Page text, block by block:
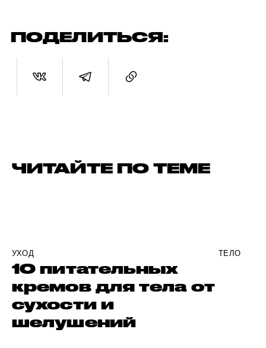
ПОДЕЛИТЬСЯ:
ЧИТАЙТЕ ПО ТЕМЕ
УХОД ТЕЛО
10 питательных
кремов для тела от
сухости и
шелушений